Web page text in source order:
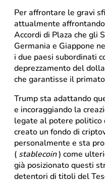
Per affrontare le gravi
attualmente
Accordi di Plaza che gli
Germania e Giappone
i due paesi subordinati
deprezzamento del
che garantisse il
Trump sta adattando
e incoraggiando la
legate al potere
creato un fondo di
personalmente e sta
( stablecoin) come
già posizionato questi
detentori di titoli del